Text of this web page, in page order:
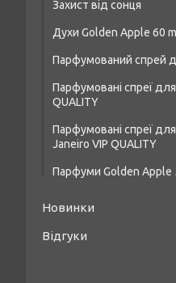
Жіноча парфумерія
Креми та лосьйони
Засоби для пілінгу
Дезодоранти
Засоби для догляду
Захист від сонця
Духи Golden Apple 60
Жіночі парфуми
Чоловічі парфуми
Парфумований спрей
Парфумовані спреї для
QUALITY
Парфумовані спреї для
Janeiro VIP QUALITY
Парфуми Golden Apple
Новинки
Відгуки